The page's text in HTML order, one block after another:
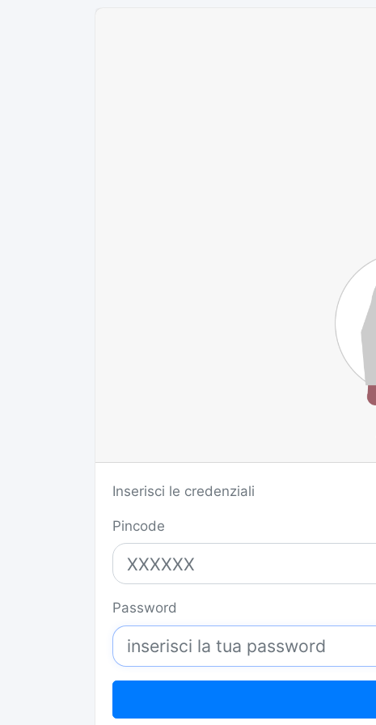
Inserisci le credenziali
Pincode
Password